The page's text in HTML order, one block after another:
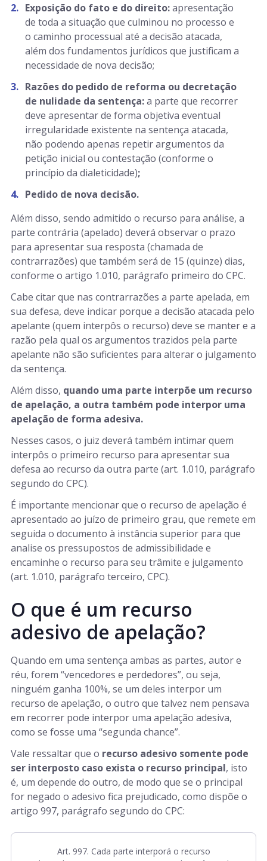
Exposição do fato e do direito:apresentação
de toda a situação que culminou no processo e
o caminho processual até a decisão atacada,
além dos fundamentos jurídicos que justificam a
necessidade de nova decisão;
Razões do pedido de reforma ou decretação
de nulidade da sentença:a parte que recorrer
deve apresentar de forma objetiva eventual
irregularidade existente na sentença atacada,
não podendo apenas repetir argumentos da
petição inicial ou contestação (conforme o
princípio da dialeticidade);
Pedido de nova decisão.
Além disso, sendo admitido o recurso para análise, a
parte contrária (apelado) deverá observar o prazo
para apresentar sua resposta (chamada de
contrarrazões) que também será de 15 (quinze) dias,
conforme o artigo 1.010, parágrafo primeiro do CPC.
Cabe citar que nas contrarrazões a parte apelada, em
sua defesa, deve indicar porque a decisão atacada pelo
apelante (quem interpôs o recurso) deve se manter e a
razão pela qual os argumentos trazidos pela parte
apelante não são suficientes para alterar o julgamento
da sentença.
Além disso, quando uma parte interpõe um recurso
de apelação, a outra também pode interpor uma
apelação de forma adesiva.
Nesses casos, o juiz deverá também intimar quem
interpôs o primeiro recurso para apresentar sua
defesa ao recurso da outra parte (art. 1.010, parágrafo
segundo do CPC).
É importante mencionar que o recurso de apelação é
apresentado ao juízo de primeiro grau, que remete em
seguida o documento à instância superior para que
analise os pressupostos de admissibilidade e
encaminhe o recurso para seu trâmite e julgamento
(art. 1.010, parágrafo terceiro, CPC).
O que é um recurso
adesivo de apelação?
Quando em uma sentença ambas as partes, autor e
réu, forem “vencedores e perdedores”, ou seja,
ninguém ganha 100%, se um deles interpor um
recurso de apelação, o outro que talvez nem pensava
em recorrer pode interpor uma apelação adesiva,
como se fosse uma “segunda chance”.
Vale ressaltar que o recurso adesivo somente pode
ser interposto caso exista o recurso principal, isto
é, um depende do outro, de modo que se o principal
for negado o adesivo fica prejudicado, como dispõe o
artigo 997, parágrafo segundo do CPC:
Art. 997. Cada parte interporá o recurso